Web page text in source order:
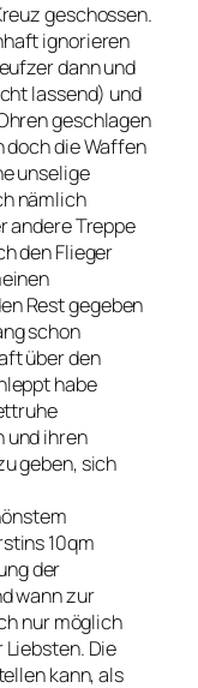
geschossen.
ignorieren
dann und
lassend) und
geschlagen
doch die Waffen
unselige
nämlich
andere Treppe
den Flieger
Rest gegeben
schon
über den
habe
und ihren
geben, sich
10qm
der
wann zur
nur möglich
Die
kann, als